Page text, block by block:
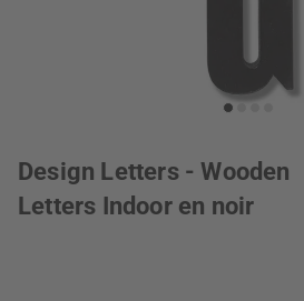
Design Letters - Wooden
Letters Indoor en noir